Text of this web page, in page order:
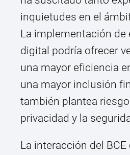
inquietudes en el
La implementación de
digital podría ofrecer
una mayor eficiencia
una mayor inclusión
también plantea
privacidad y la
La interacción del